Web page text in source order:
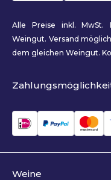
Alle Preise inkl. MwSt.
Weingut. Versand
dem gleichen Weingut.
Weine